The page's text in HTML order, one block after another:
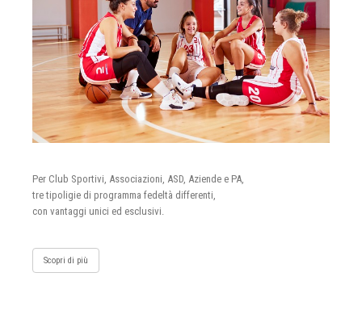
Per Club Sportivi, Associazioni, ASD, Aziende e PA,
tre tipoligie di programma fedeltà differenti,
con vantaggi unici ed esclusivi.
Scopri di più